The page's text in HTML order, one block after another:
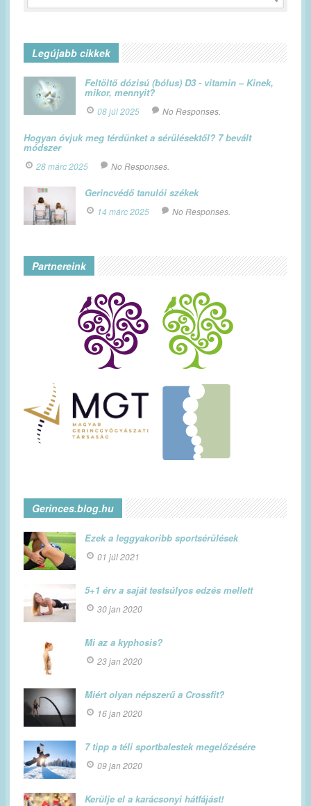
Legújabb cikkek
Feltöltő dózisú (bólus) D3 - vitamin – Kinek,
mikor, mennyit?
08 júl 2025 No Responses.
Hogyan óvjuk meg térdünket a sérülésektől? 7 bevált
módszer
28 márc 2025 No Responses.
Gerincvédő tanulói székek
14 márc 2025 No Responses.
Partnereink
Gerinces.blog.hu
Ezek a leggyakoribb sportsérülések
01 júl 2021
5+1 érv a saját testsúlyos edzés mellett
30 jan 2020
Mi az a kyphosis?
23 jan 2020
Miért olyan népszerű a Crossfit?
16 jan 2020
7 tipp a téli sportbalestek megelőzésére
09 jan 2020
Kerülje el a karácsonyi hátfájást!